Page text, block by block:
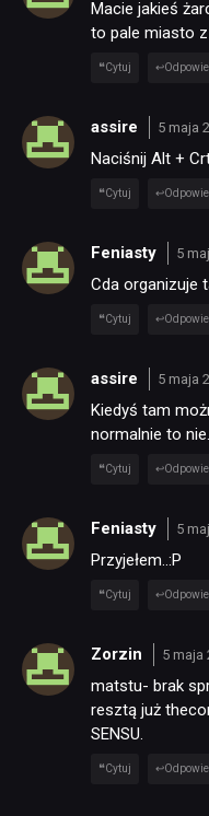
Macie jakieś
to pale miasto
Cytuj
assire 5 maja
Naciśnij Alt +
Cytuj
Feniasty 5
Cda organizuje
Cytuj
assire 5 maja
Kiedyś tam
normalnie to nie.
Cytuj
Feniasty 5
Przyjełem..:P
Cytuj
Zorzin 5 maja
matstu- brak
resztą już
SENSU.
Cytuj